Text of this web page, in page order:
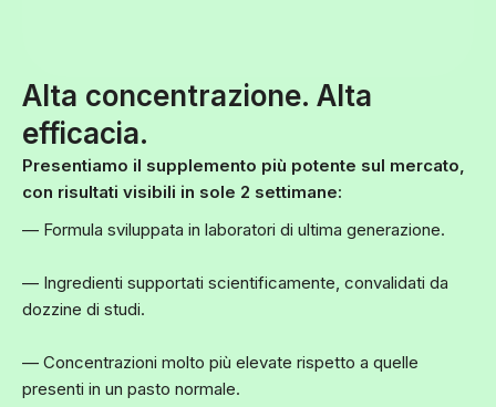
Alta concentrazione. Alta
efficacia.
Presentiamo il supplemento più potente sul mercato,
con risultati visibili in sole 2 settimane:
— Formula sviluppata in laboratori di ultima generazione.
— Ingredienti supportati scientificamente, convalidati da
dozzine di studi.
— Concentrazioni molto più elevate rispetto a quelle
presenti in un pasto normale.